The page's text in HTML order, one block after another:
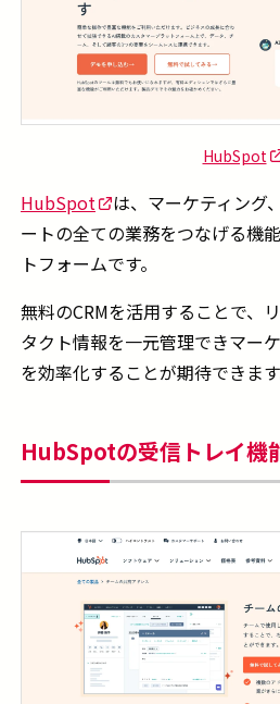
HubSpot
HubSpot
は、マーケティング
ートの全ての業務をつなげる機
トフォームです。
無料のCRMを活用することで、
タクト情報を一元管理できマー
を効率化することが期待できます
HubSpotの受信トレイ機